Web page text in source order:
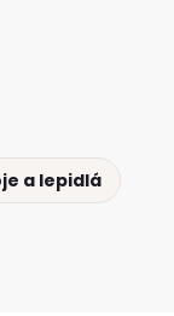
a lepidlá